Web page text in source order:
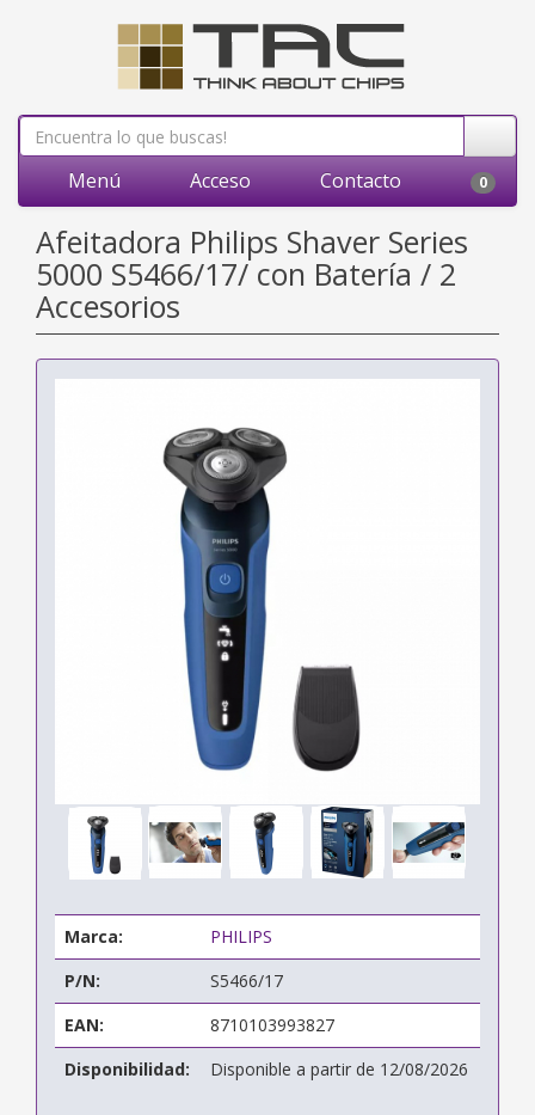
Menú Acceso Contacto 0
Afeitadora Philips Shaver Series
5000 S5466/17/ con Batería / 2
Accesorios
Marca:
PHILIPS
P/N:
S5466/17
EAN:
8710103993827
Disponibilidad:
Disponible a partir de 12/08/2026